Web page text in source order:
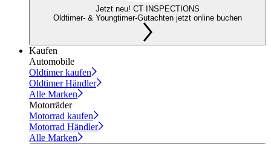
Jetzt neu! CT INSPECTIONS
Oldtimer- & Youngtimer-Gutachten jetzt online buchen
Kaufen
Automobile
Oldtimer kaufen
Oldtimer Händler
Alle Marken
Motorräder
Motorrad kaufen
Motorrad Händler
Alle Marken